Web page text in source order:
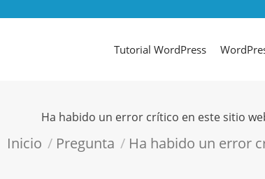
Tutorial WordPress
Ha habido un error crítico en este sitio
Estás aquí:
Inicio Pregunta Ha habido un error